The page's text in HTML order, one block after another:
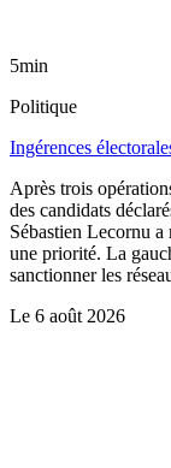
5min
Politique
Ingérences
Après trois
des candidats
Sébastien Lecornu a
une priorité. La
sanctionner les
Le 6 août 2026